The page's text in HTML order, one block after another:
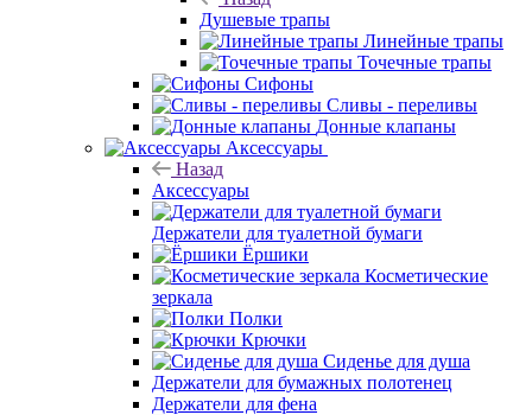
Душевые трапы
Линейные трапы
Точечные трапы
Сифоны
Сливы - переливы
Донные клапаны
Аксессуары
Назад
Аксессуары
Держатели для туалетной бумаги
Ёршики
Косметические
зеркала
Полки
Крючки
Сиденье для душа
Держатели для бумажных полотенец
Держатели для фена